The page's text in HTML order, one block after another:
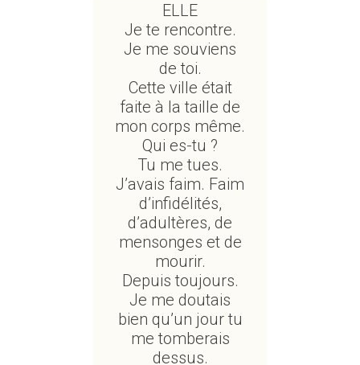
ELLE
Je te rencontre.
Je me souviens
de toi.
Cette ville était
faite à la taille de
mon corps même.
Qui es-tu ?
Tu me tues.
J’avais faim. Faim
d’infidélités,
d’adultères, de
mensonges et de
mourir.
Depuis toujours.
Je me doutais
bien qu’un jour tu
me tomberais
dessus.